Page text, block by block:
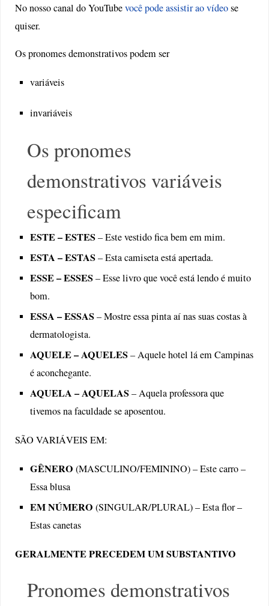
No nosso canal do YouTubevocê pode assistir ao vídeose
quiser.
Os pronomes demonstrativos podem ser
variáveis
invariáveis
Os pronomes
demonstrativos variáveis
especificam
ESTE – ESTES– Este vestido fica bem em mim.
ESTA – ESTAS– Esta camiseta está apertada.
ESSE – ESSES– Esse livro que você está lendo é muito
bom.
ESSA – ESSAS– Mostre essa pinta aí nas suas costas à
dermatologista.
AQUELE – AQUELES– Aquele hotel lá em Campinas
é aconchegante.
AQUELA – AQUELAS– Aquela professora que
tivemos na faculdade se aposentou.
SÃO VARIÁVEIS EM:
GÊNERO (MASCULINO/FEMININO) – Este carro –
Essa blusa
EM NÚMERO (SINGULAR/PLURAL) – Esta flor –
Estas canetas
GERALMENTE PRECEDEM UM SUBSTANTIVO
Pronomes demonstrativos